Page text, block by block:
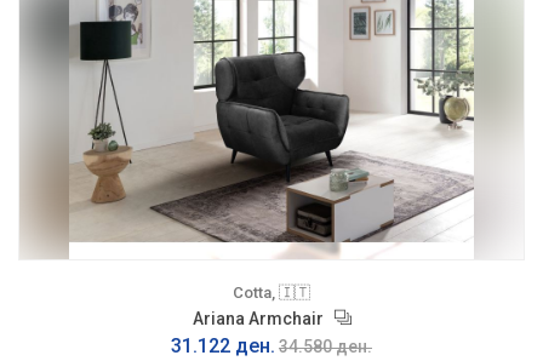
Cotta, 🇮🇹
Ariana Armchair
31.122 ден. 34.580 ден.